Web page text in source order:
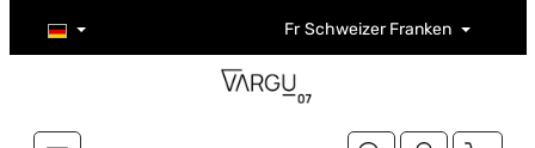
Zum Hauptinhalt springen Fr Schweizer Franken